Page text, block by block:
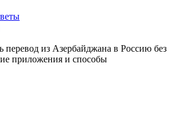
перевод из Азербайджана в Россию без
приложения и способы